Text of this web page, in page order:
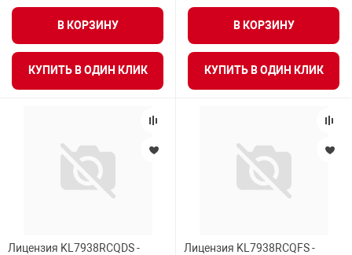
В КОРЗИНУ
КУПИТЬ В ОДИН КЛИК
В КОРЗИНУ
КУПИТЬ В ОДИН КЛИК
Лицензия KL7938RCQDS -
Лицензия KL7938RCQFS -